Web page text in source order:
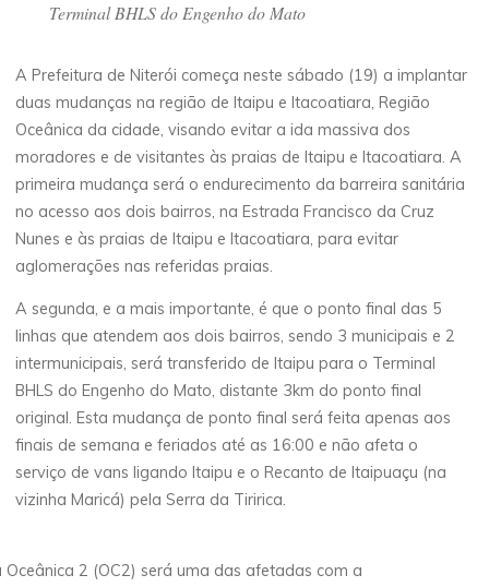
Terminal BHLS do Engenho do Mato
A Prefeitura de Niterói começa neste sábado (19) a implantar
duas mudanças na região de Itaipu e Itacoatiara, Região
Oceânica da cidade, visando evitar a ida massiva dos
moradores e de visitantes às praias de Itaipu e Itacoatiara. A
primeira mudança será o endurecimento da barreira sanitária
no acesso aos dois bairros, na Estrada Francisco da Cruz
Nunes e às praias de Itaipu e Itacoatiara, para evitar
aglomerações nas referidas praias.
A segunda, e a mais importante, é que o ponto final das 5
linhas que atendem aos dois bairros, sendo 3 municipais e 2
intermunicipais, será transferido de Itaipu para o Terminal
BHLS do Engenho do Mato, distante 3km do ponto final
original. Esta mudança de ponto final será feita apenas aos
finais de semana e feriados até as 16:00 e não afeta o
serviço de vans ligando Itaipu e o Recanto de Itaipuaçu (na
vizinha Maricá) pela Serra da Tiririca.
Oceânica 2 (OC2) será uma das afetadas com a